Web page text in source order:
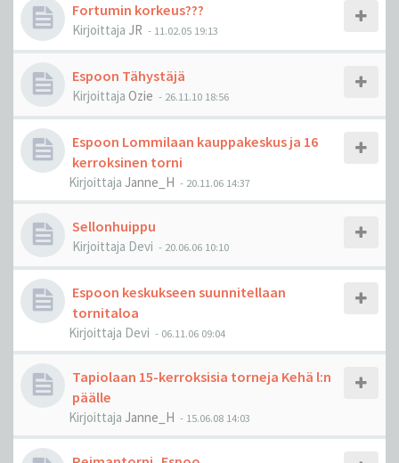
Fortumin korkeus???
Kirjoittaja JR - 11.02.05 19:13
Espoon Tähystäjä
Kirjoittaja Ozie - 26.11.10 18:56
Espoon Lommilaan kauppakeskus ja 16
kerroksinen torni
Kirjoittaja Janne_H - 20.11.06 14:37
Sellonhuippu
Kirjoittaja Devi - 20.06.06 10:10
Espoon keskukseen suunnitellaan
tornitaloa
Kirjoittaja Devi - 06.11.06 09:04
Tapiolaan 15-kerroksisia torneja Kehä l:n
päälle
Kirjoittaja Janne_H - 15.06.08 14:03